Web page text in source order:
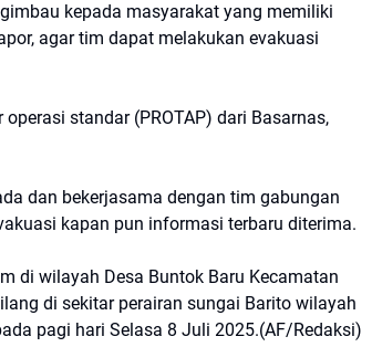
kepada masyarakat yang memiliki
agar tim dapat melakukan evakuasi
standar (PROTAP) dari Basarnas,
dan bekerjasama dengan tim gabungan
kapan pun informasi terbaru diterima.
di wilayah Desa Buntok Baru Kecamatan
di sekitar perairan sungai Barito wilayah
pagi hari Selasa 8 Juli 2025.(AF/Redaksi)